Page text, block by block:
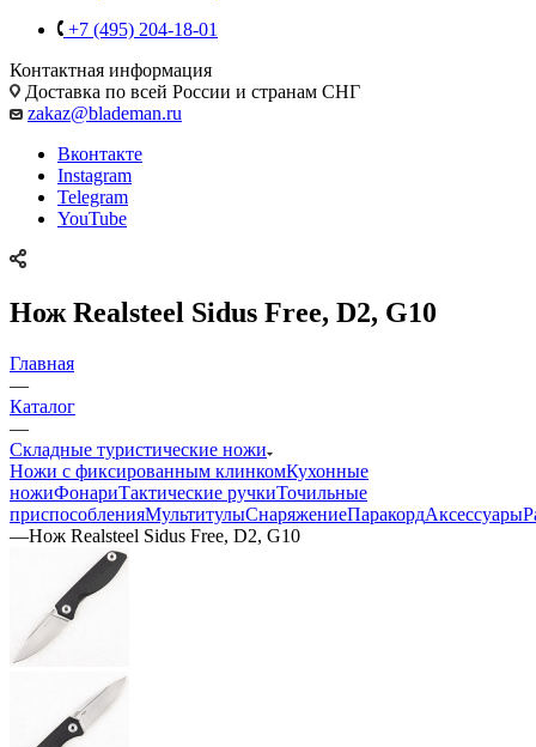
+7 (495) 204-18-01
Контактная информация
Доставка по всей России и странам СНГ
zakaz@blademan.ru
Вконтакте
Instagram
Telegram
YouTube
Нож Realsteel Sidus Free, D2, G10
Главная
—
Каталог
—
Складные туристические ножи
Ножи с фиксированным клинкомКухонные
ножиФонариТактические ручкиТочильные
приспособленияМультитулыСнаряжениеПаракордАксессуары
—Нож Realsteel Sidus Free, D2, G10